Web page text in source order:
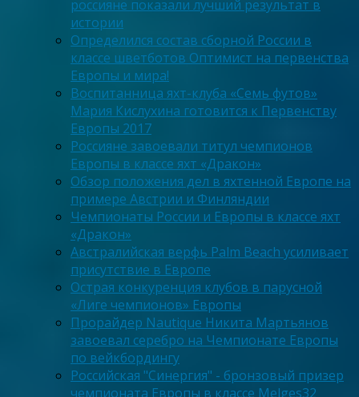
россияне показали лучший результат в
истории
Определился состав сборной России в
классе шветботов Оптимист на первенства
Европы и мира!
Воспитанница яхт-клуба «Семь футов»
Мария Кислухина готовится к Первенству
Европы 2017
Россияне завоевали титул чемпионов
Европы в классе яхт «Дракон»
Обзор положения дел в яхтенной Европе на
примере Австрии и Финляндии
Чемпионаты России и Европы в классе яхт
«Дракон»
Австралийская верфь Palm Beach усиливает
присутствие в Европе
Острая конкуренция клубов в парусной
«Лиге чемпионов» Европы
Прорайдер Nautique Никита Мартьянов
завоевал серебро на Чемпионате Европы
по вейкбордингу
Российская "Синергия" - бронзовый призер
чемпионата Европы в классе Melges32